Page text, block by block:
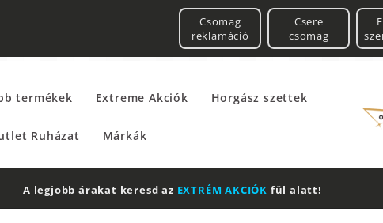
Csomag
reklamáció
Csere
csomag
termékek Extreme Akciók Horgász szettek
Ruházat Márkák
A legjobb árakat keresd az EXTRÉM AKCIÓK fül alatt!